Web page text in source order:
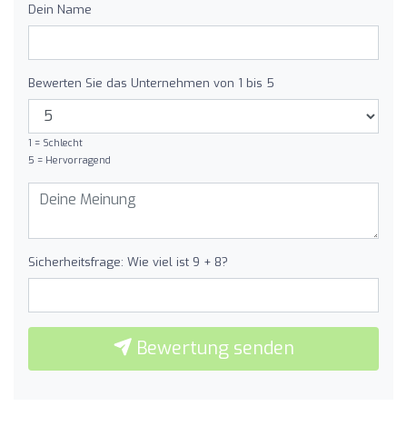
Dein Name
Bewerten Sie das Unternehmen von 1 bis 5
1 = Schlecht
5 = Hervorragend
Sicherheitsfrage: Wie viel ist 9 + 8?
Bewertung senden